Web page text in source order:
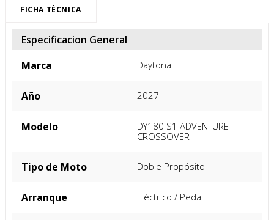
FICHA TÉCNICA
Especificacion General
Marca
Daytona
Año 2027
Modelo
DY180 S1 ADVENTURE
CROSSOVER
Tipo de Moto Doble Propósito
Arranque Eléctrico / Pedal